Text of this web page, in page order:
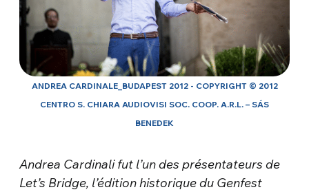
ANDREA CARDINALE_BUDAPEST 2012 - COPYRIGHT © 2012
CENTRO S. CHIARA AUDIOVISI SOC. COOP. A.R.L. – SÁS
BENEDEK
Andrea Cardinali fut l’un des présentateurs de
Let’s Bridge, l’édition historique du Genfest